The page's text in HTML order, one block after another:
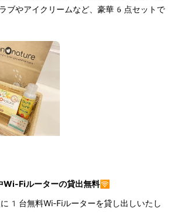
ブやアイクリームなど、豪華6点セットで
Fiルーターの貸出無料🛜
1台無料Wi-Fiルーターを貸し出しいたし